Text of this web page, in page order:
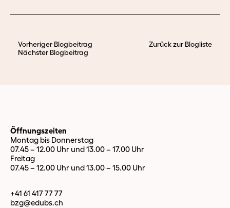
Vorheriger Blogbeitrag
Zurück zur Blogliste
Nächster Blogbeitrag
Öffnungszeiten
Montag bis Donnerstag
07.45 – 12.00 Uhr und 13.00 – 17.00 Uhr
Freitag
07.45 – 12.00 Uhr und 13.00 – 15.00 Uhr
+41 61 417 77 77
bzg@edubs.ch